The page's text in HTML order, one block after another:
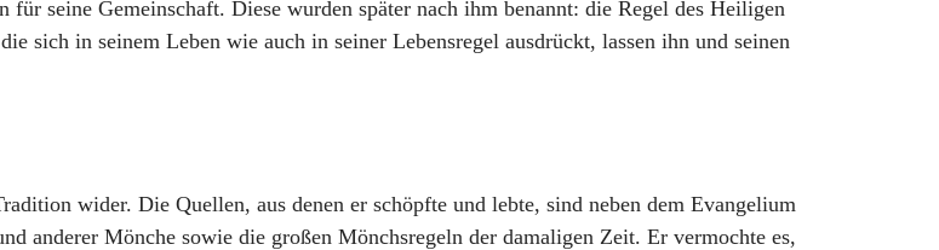
seine Gemeinschaft. Diese wurden später nach ihm benannt: die Regel des Heiligen
sich in seinem Leben wie auch in seiner Lebensregel ausdrückt, lassen ihn und seinen
wider. Die Quellen, aus denen er schöpfte und lebte, sind neben dem Evangelium
anderer Mönche sowie die großen Mönchsregeln der damaligen Zeit. Er vermochte es,